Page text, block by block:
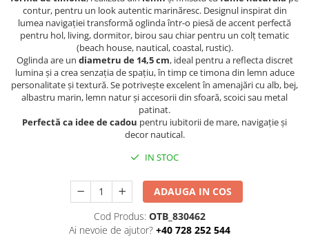
contur, pentru un look autentic marinăresc. Designul inspirat din
lumea navigației transformă oglinda într-o piesă de accent perfectă
pentru hol, living, dormitor, birou sau chiar pentru un colț tematic
(beach house, nautical, coastal, rustic).
Oglinda are un diametru de 14,5 cm, ideal pentru a reflecta discret
lumina și a crea senzația de spațiu, în timp ce timona din lemn aduce
personalitate și textură. Se potrivește excelent în amenajări cu alb, bej,
albastru marin, lemn natur și accesorii din sfoară, scoici sau metal
patinat.
Perfectă ca idee de cadou pentru iubitorii de mare, navigație și
decor nautical.
IN STOC
ADAUGA IN COS
Cod Produs: OTB_830462
Ai nevoie de ajutor? +40 728 252 544